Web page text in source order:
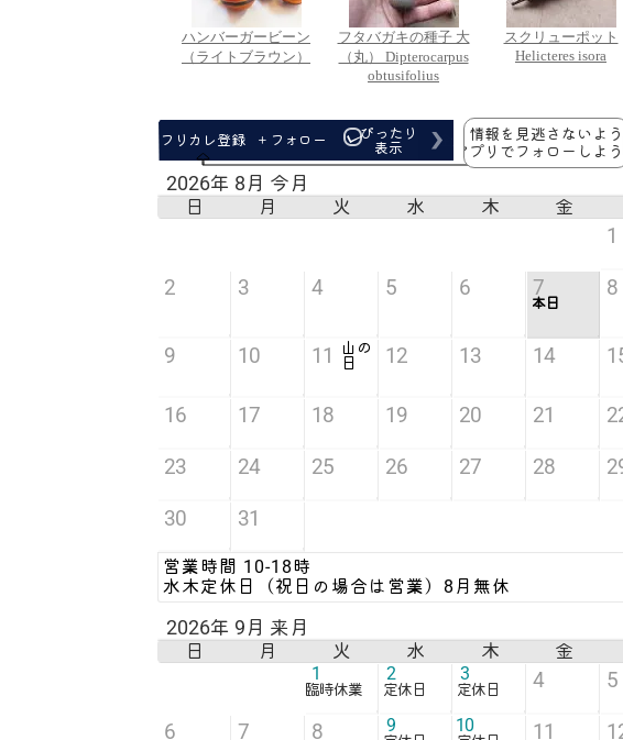
ハンバーガービーン
（ライトブラウン）
フタバガキの種子 大
（丸） Dipterocarpus
obtusifolius
スクリューポット
Helicteres isora